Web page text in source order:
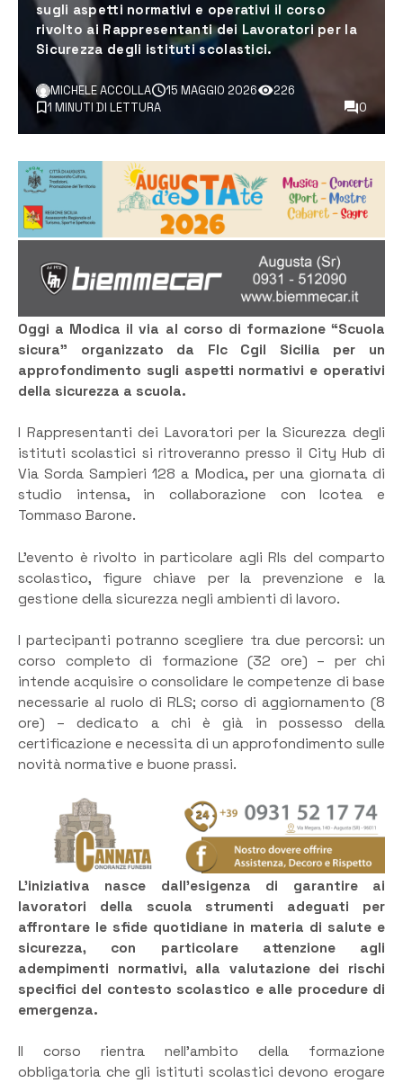
sugli aspetti normativi e operativi il corso
rivolto ai Rappresentanti dei Lavoratori per la
Sicurezza degli istituti scolastici.
MICHELE ACCOLLA 15 MAGGIO 2026
226
1 MINUTI DI LETTURA
0
Oggi a Modica il via al corso di formazione “Scuola
sicura” organizzato da Flc Cgil Sicilia per un
approfondimento sugli aspetti normativi e operativi
della sicurezza a scuola.
I Rappresentanti dei Lavoratori per la Sicurezza degli
istituti scolastici si ritroveranno presso il City Hub di
Via Sorda Sampieri 128 a Modica, per una giornata di
studio intensa, in collaborazione con Icotea e
Tommaso Barone.
L’evento è rivolto in particolare agli Rls del comparto
scolastico, figure chiave per la prevenzione e la
gestione della sicurezza negli ambienti di lavoro.
I partecipanti potranno scegliere tra due percorsi: un
corso completo di formazione (32 ore) – per chi
intende acquisire o consolidare le competenze di base
necessarie al ruolo di RLS; corso di aggiornamento (8
ore) – dedicato a chi è già in possesso della
certificazione e necessita di un approfondimento sulle
novità normative e buone prassi.
L’iniziativa nasce dall’esigenza di garantire ai
lavoratori della scuola strumenti adeguati per
affrontare le sfide quotidiane in materia di salute e
sicurezza, con particolare attenzione agli
adempimenti normativi, alla valutazione dei rischi
specifici del contesto scolastico e alle procedure di
emergenza.
Il corso rientra nell’ambito della formazione
obbligatoria che gli istituti scolastici devono erogare